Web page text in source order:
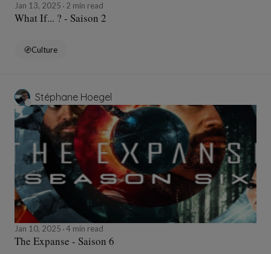
Jan 13, 2025 2 min read
What If... ? - Saison 2
Culture
Stéphane Hoegel
Jan 10, 2025 4 min read
The Expanse - Saison 6